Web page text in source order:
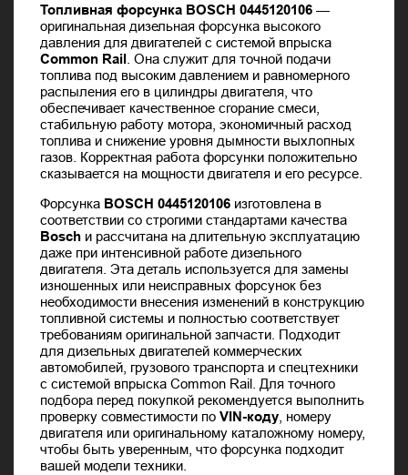
Топливная форсунка BOSCH 0445120106 —
оригинальная дизельная форсунка высокого
давления для двигателей с системой впрыска
Common Rail . Она служит для точной подачи
топлива под высоким давлением и равномерного
распыления его в цилиндры двигателя, что
обеспечивает качественное сгорание смеси,
стабильную работу мотора, экономичный расход
топлива и снижение уровня дымности выхлопных
газов. Корректная работа форсунки положительно
сказывается на мощности двигателя и его ресурсе.
Форсунка BOSCH 0445120106 изготовлена в
соответствии со строгими стандартами качества
Bosch и рассчитана на длительную эксплуатацию
даже при интенсивной работе дизельного
двигателя. Эта деталь используется для замены
изношенных или неисправных форсунок без
необходимости внесения изменений в конструкцию
топливной системы и полностью соответствует
требованиям оригинальной запчасти. Подходит
для дизельных двигателей коммерческих
автомобилей, грузового транспорта и спецтехники
с системой впрыска Common Rail. Для точного
подбора перед покупкой рекомендуется выполнить
проверку совместимости поVIN-коду , номеру
двигателя или оригинальному каталожному номеру,
чтобы быть уверенным, что форсунка подходит
вашей модели техники.